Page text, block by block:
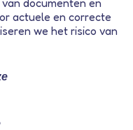
documenten en
actuele en correcte
we het risico van